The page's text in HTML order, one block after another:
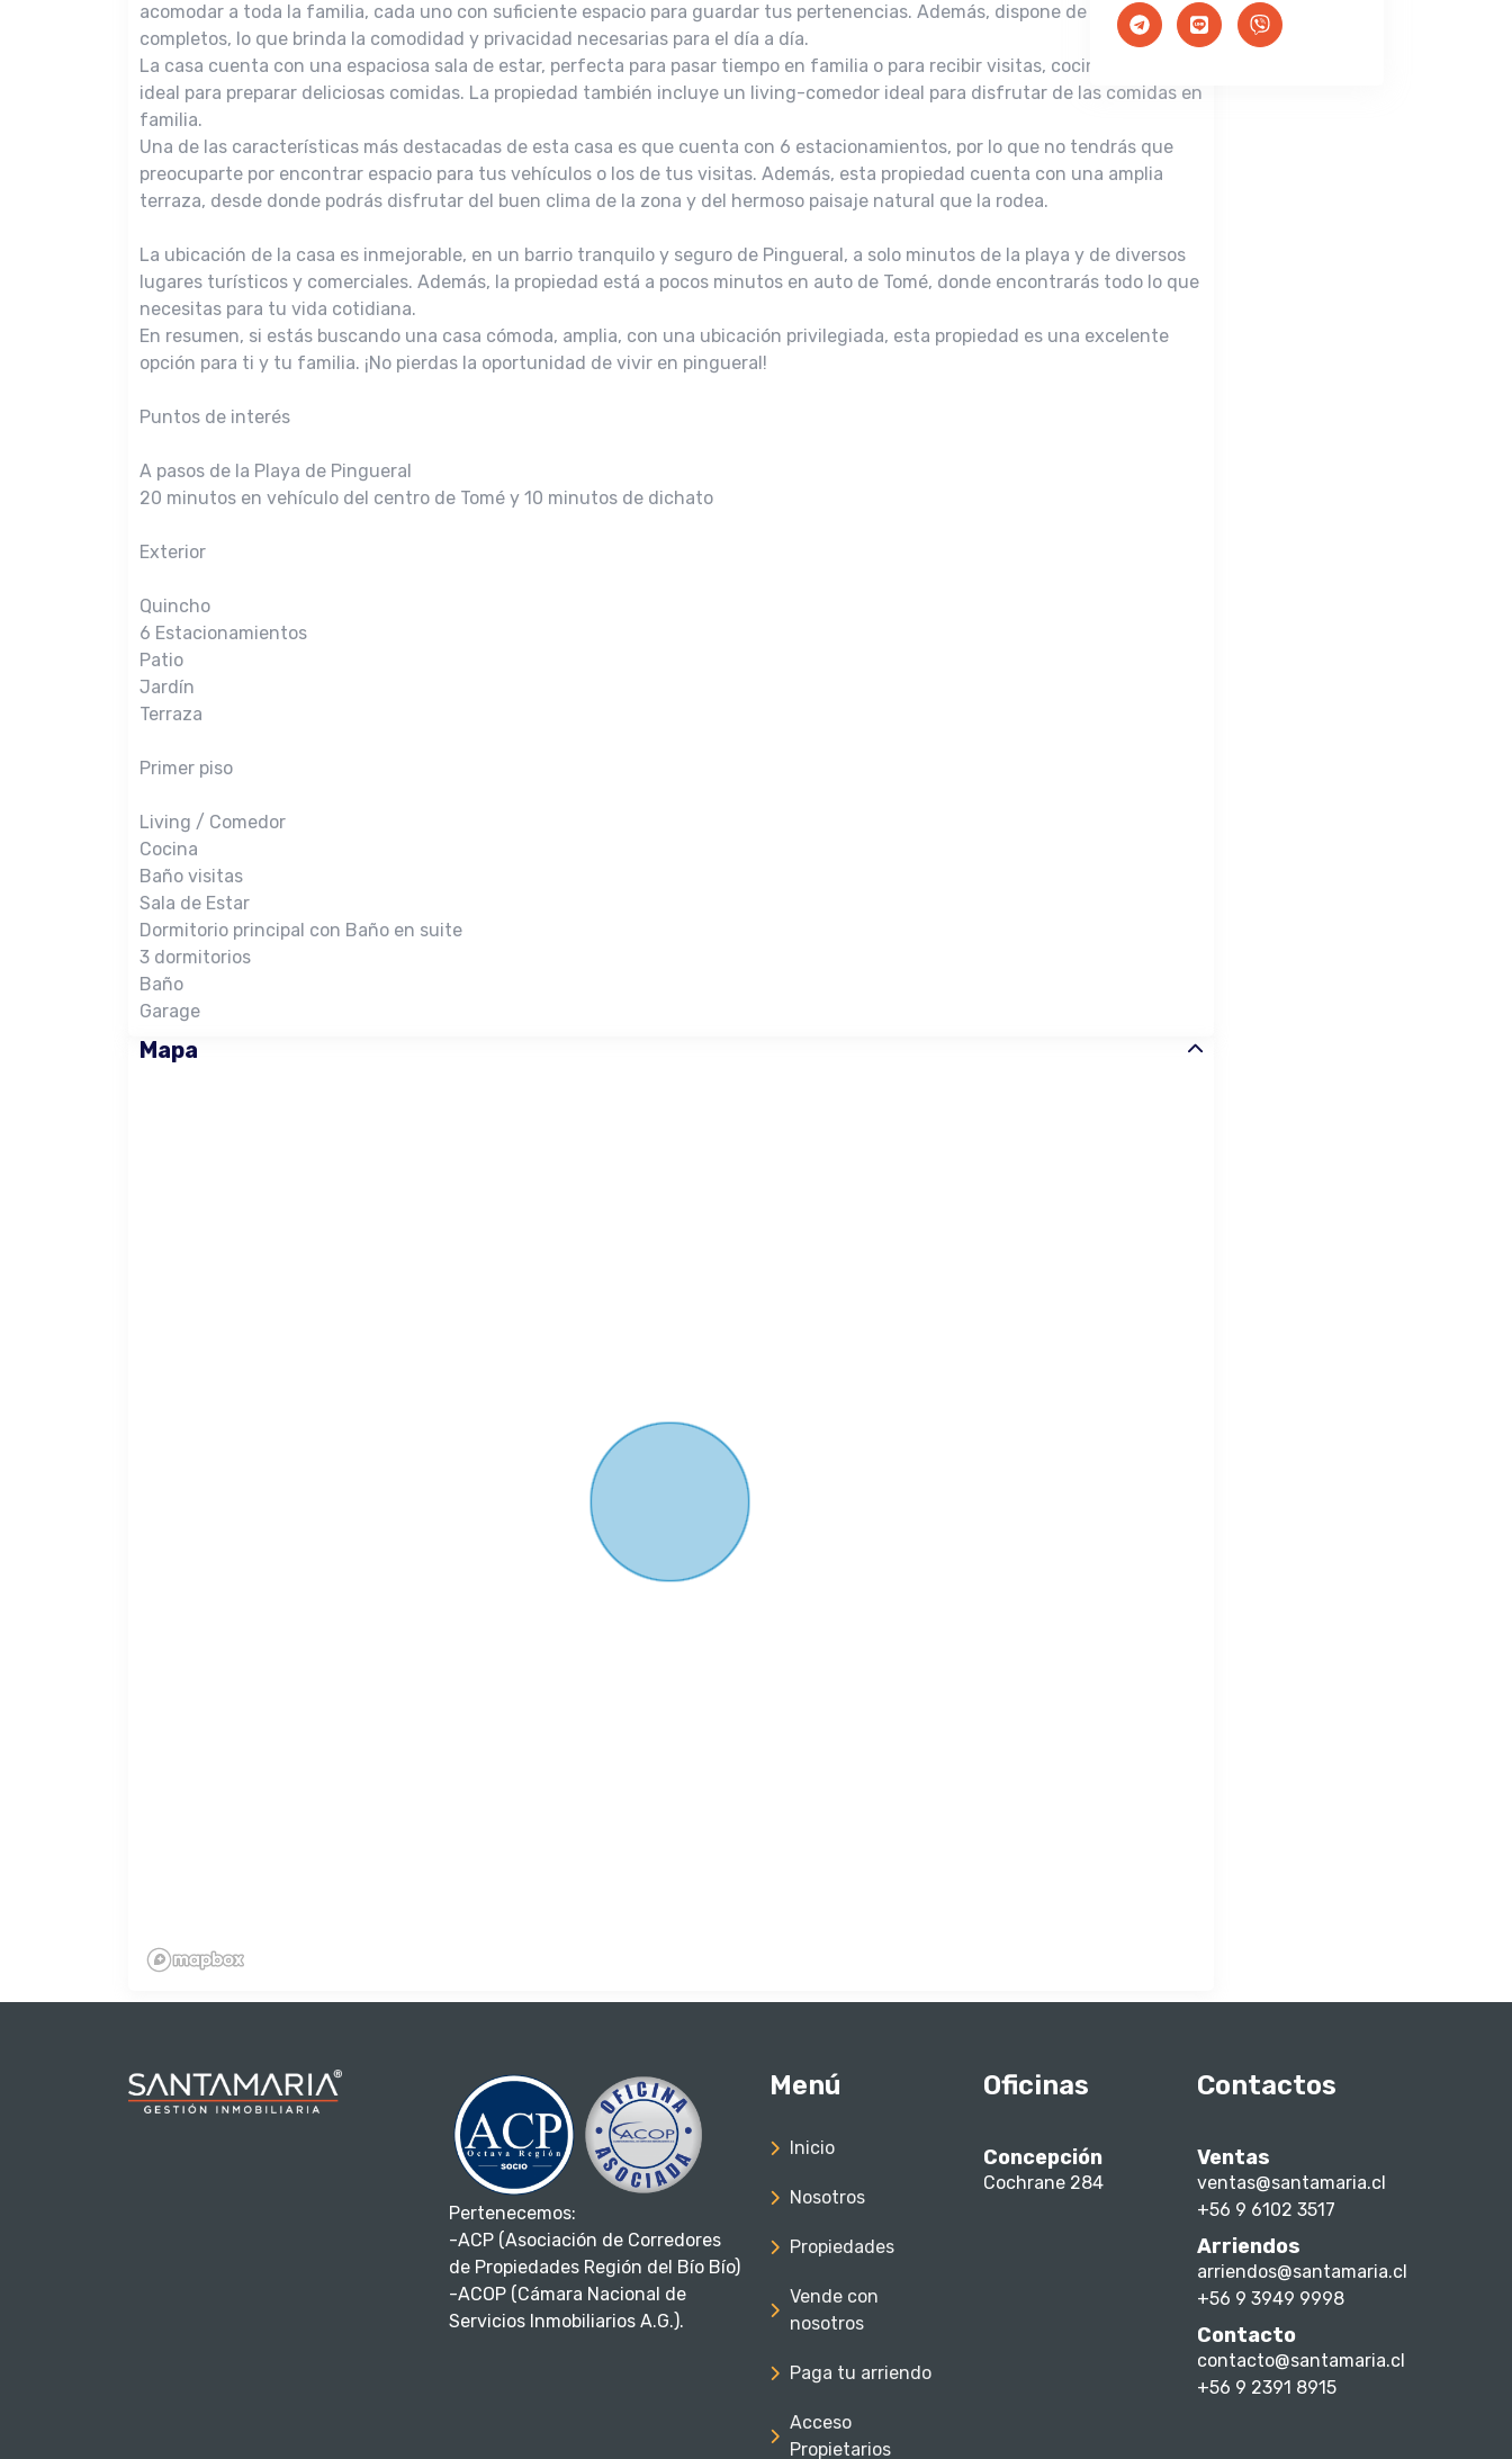
acomodar a toda la familia, cada uno con suficiente espacio para guardar tus pertenencias. Además, dispone de 3 baños
completos, lo que brinda la comodidad y privacidad necesarias para el día a día.
La casa cuenta con una espaciosa sala de estar, perfecta para pasar tiempo en familia o para recibir visitas, cocina equipada
ideal para preparar deliciosas comidas. La propiedad también incluye un living-comedor ideal para disfrutar de las comidas en
familia.
Una de las características más destacadas de esta casa es que cuenta con 6 estacionamientos, por lo que no tendrás que
preocuparte por encontrar espacio para tus vehículos o los de tus visitas. Además, esta propiedad cuenta con una amplia
terraza, desde donde podrás disfrutar del buen clima de la zona y del hermoso paisaje natural que la rodea.
La ubicación de la casa es inmejorable, en un barrio tranquilo y seguro de Pingueral, a solo minutos de la playa y de diversos
lugares turísticos y comerciales. Además, la propiedad está a pocos minutos en auto de Tomé, donde encontrarás todo lo que
necesitas para tu vida cotidiana.
En resumen, si estás buscando una casa cómoda, amplia, con una ubicación privilegiada, esta propiedad es una excelente
opción para ti y tu familia. ¡No pierdas la oportunidad de vivir en pingueral!
Puntos de interés
A pasos de la Playa de Pingueral
20 minutos en vehículo del centro de Tomé y 10 minutos de dichato
Exterior
Quincho
6 Estacionamientos
Patio
Jardín
Terraza
Primer piso
Living / Comedor
Cocina
Baño visitas
Sala de Estar
Dormitorio principal con Baño en suite
3 dormitorios
Baño
Garage
Mapa
Pertenecemos:
-ACP (Asociación de Corredores
de Propiedades Región del Bío Bío)
-ACOP (Cámara Nacional de
Servicios Inmobiliarios A.G.).
Menú
Inicio
Nosotros
Propiedades
Vende con
nosotros
Paga tu arriendo
Acceso
Propietarios
Oficinas
Concepción
Cochrane 284
Contactos
Ventas
ventas@santamaria.cl
+56 9 6102 3517
Arriendos
arriendos@santamaria.cl
+56 9 3949 9998
Contacto
contacto@santamaria.cl
+56 9 2391 8915